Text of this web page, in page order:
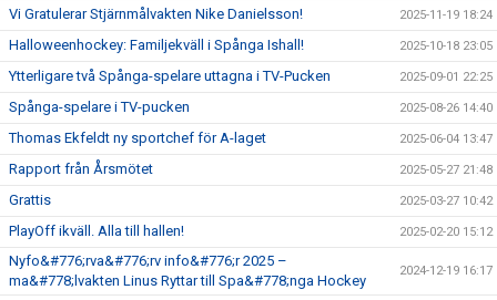
Vi Gratulerar Stjärnmålvakten Nike Danielsson! 2025-11-19 18:24
Halloweenhockey: Familjekväll i Spånga Ishall! 2025-10-18 23:05
Ytterligare två Spånga-spelare uttagna i TV-Pucken 2025-09-01 22:25
Spånga-spelare i TV-pucken 2025-08-26 14:40
Thomas Ekfeldt ny sportchef för A-laget 2025-06-04 13:47
Rapport från Årsmötet 2025-05-27 21:48
Grattis 2025-03-27 10:42
PlayOff ikväll. Alla till hallen! 2025-02-20 15:12
Nyfo&#776;rva&#776;rv info&#776;r 2025 –
ma&#778;lvakten Linus Ryttar till Spa&#778;nga Hockey
2024-12-19 16:17